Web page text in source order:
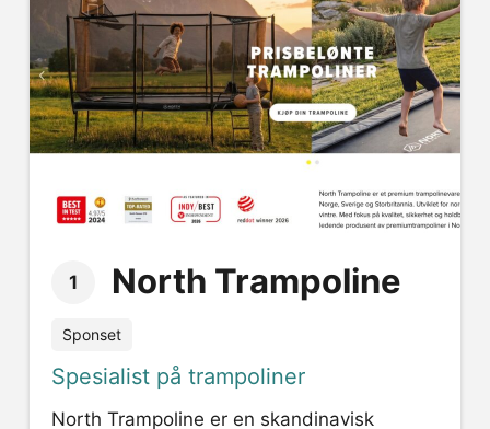
1 North Trampoline
Sponset
Spesialist på trampoliner
North Trampoline er en skandinavisk